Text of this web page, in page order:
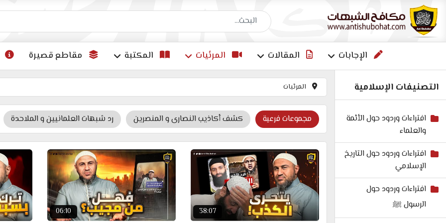
البحث عن إجابات
الإجابات المقالات المرئيات المكتبة مقاطع قصيرة
التصنيفات الإسلامية
افتراءات وردود حول الأئمة
والعلماء
افتراءات وردود حول التاريخ
الإسلامي
افتراءات وردود حول
الرسول ﷺ
المرئيات
مجموعات فرعية كشف أكاذيب النصارى و المنصرين رد شبهات العلمانيين و الملاحدة
38:07
06:10